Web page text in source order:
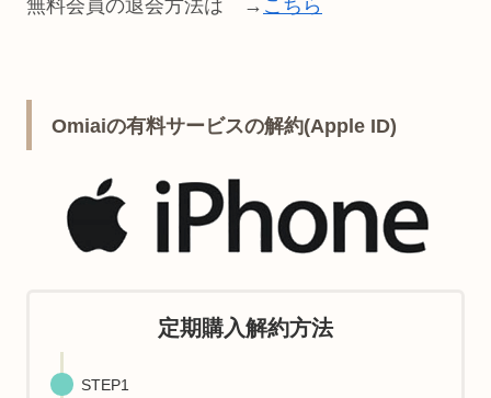
無料会員の退会方法は → こちら
Omiaiの有料サービスの解約(Apple ID)
定期購入解約方法
STEP1